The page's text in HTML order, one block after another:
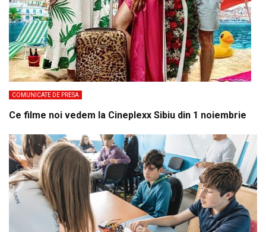
COMUNICATE DE PRESA
Ce filme noi vedem la Cineplexx Sibiu din 1 noiembrie